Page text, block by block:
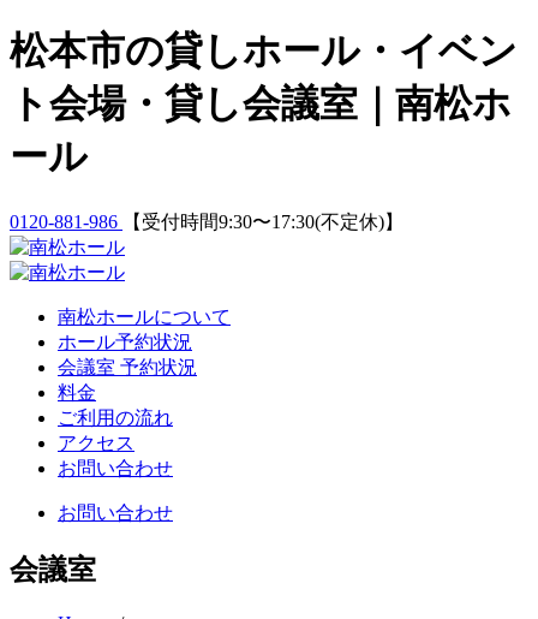
Skip
to
松本市の貸しホール・イベン
ト会場・貸し会議室｜南松ホ
ール
0120-881-986 【受付時間9:30〜17:30(不定休)】
南松ホールについて
ホール予約状況
会議室 予約状況
料金
ご利用の流れ
アクセス
お問い合わせ
お問い合わせ
会議室